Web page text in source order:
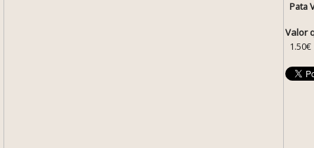
Pata
Valor
1.50€